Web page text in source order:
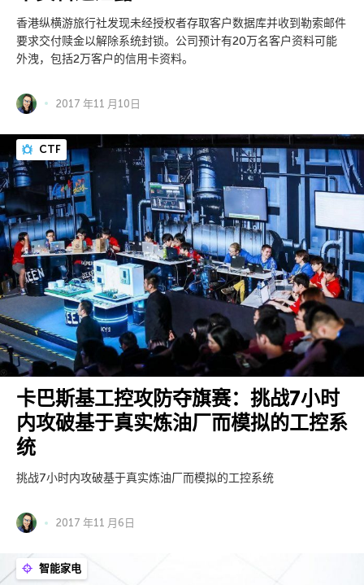
香港纵横游旅行社发现未经授权者存取客户数据库并收到勒索邮件
要求交付赎金以解除系统封锁。公司预计有20万名客户资料可能
外洩，包括2万客户的信用卡资料。
2017 年11 月10日
CTF
卡巴斯基工控攻防夺旗赛：挑战7小时
内攻破基于真实炼油厂而模拟的工控系
统
挑战7小时内攻破基于真实炼油厂而模拟的工控系统
2017 年11 月6日
智能家电